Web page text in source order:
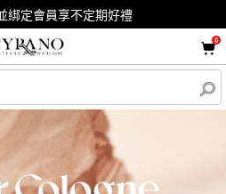
綁定會員享不定期好禮
0